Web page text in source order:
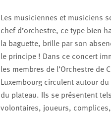
Les musiciennes et musiciens
chef d’orchestre, ce type bien
la baguette, brille par son
le principe ! Dans ce concert
les membres de l’Orchestre de
Luxembourg circulent autour du
du plateau. Ils se présentent
volontaires, joueurs,